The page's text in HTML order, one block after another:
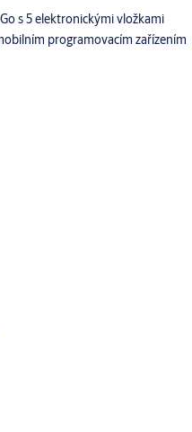
s 5 elektronickými vložkami
programovacím zařízením